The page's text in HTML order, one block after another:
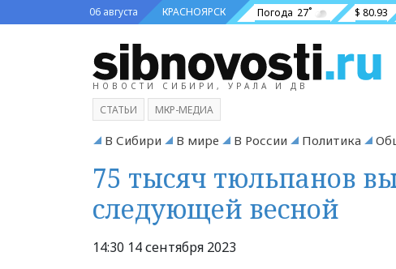
06 августа КРАСНОЯРСК Погода 27˚ $ 80.93
НОВОСТИ СИБИРИ, УРАЛА И ДВ
СТАТЬИ МКР-МЕДИА
В Сибири В мире В России Политика
75 тысяч тюльпанов
следующей весной
14:30 14 сентября 2023